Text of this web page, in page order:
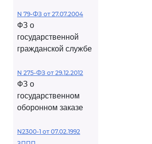
N 79-ФЗ от 27.07.2004
ФЗ о
государственной
гражданской службе
N 275-ФЗ от 29.12.2012
ФЗ о
государственном
оборонном заказе
N2300-1 от 07.02.1992